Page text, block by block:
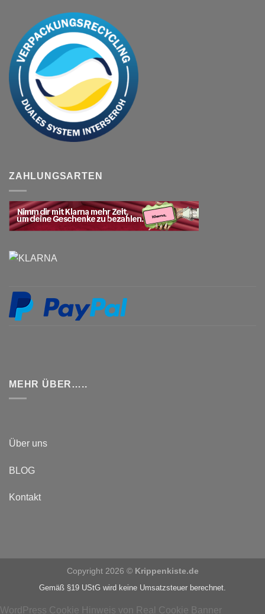
ZAHLUNGSARTEN
MEHR ÜBER…..
Über uns
BLOG
Kontakt
Copyright 2026 © Krippenkiste.de
Gemäß §19 UStG wird keine Umsatzsteuer berechnet.
WordPress Cookie Hinweis von Real Cookie Banner